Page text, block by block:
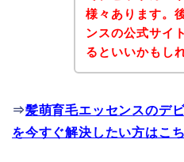
様々あります。
ンスの公式サイ
るといいかもし
⇒髪萌育毛エッセンスのデ
を今すぐ解決したい方はこ